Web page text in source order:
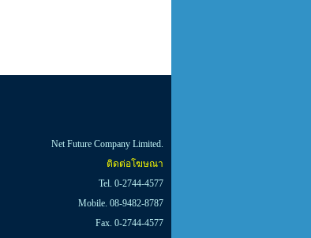
Net Future Company Limited.
ติดต่อโฆษณา
Tel. 0-2744-4577
Mobile. 08-9482-8787
Fax. 0-2744-4577